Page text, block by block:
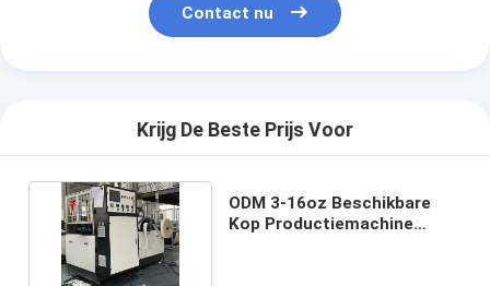
Contact nu
Krijg De Beste Prijs Voor
ODM 3-16oz Beschikbare
Kop Productiemachine